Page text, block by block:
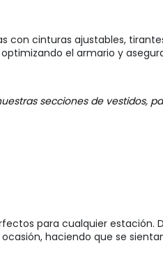
con cinturas ajustables,
el armario y
secciones de vestidos,
para cualquier estación.
haciendo que se